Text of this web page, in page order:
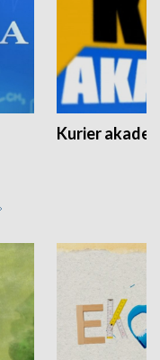
Kurier